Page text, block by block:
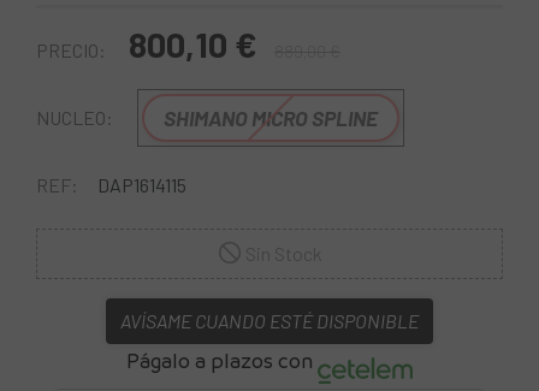
PRECIO: 800,10 €
NUCLEO: SHIMANO MICRO SPLINE
REF: DAP1614115
AVÍSAME CUANDO ESTÉ DISPONIBLE
Págalo a plazos con